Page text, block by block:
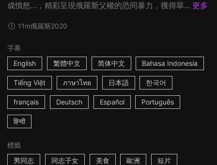
成憤怒…，精彩呈現俄羅斯父權的恐同暴力，獲得翠... 更多
11m俄羅斯2020
字幕
English
繁體中文 简体中文 Bahasa Indonesia
Tiếng Việt ภาษาไทย 日本語 한국어
français Deutsch Español Português
हिन्दी
標籤
男同志
同志子女 美食 歐洲 短片